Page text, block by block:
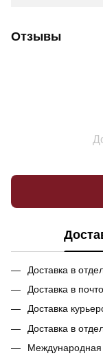
Отзывы
Доставка в
Доставка в
Доставка
Доставка в
Международная